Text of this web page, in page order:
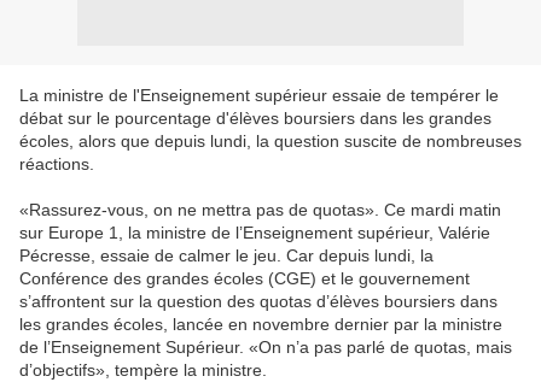
La ministre de l'Enseignement supérieur essaie de tempérer le
débat sur le pourcentage d'élèves boursiers dans les grandes
écoles, alors que depuis lundi, la question suscite de nombreuses
réactions.
«Rassurez-vous, on ne mettra pas de quotas». Ce mardi matin
sur Europe 1, la ministre de l’Enseignement supérieur, Valérie
Pécresse, essaie de calmer le jeu. Car depuis lundi, la
Conférence des grandes écoles (CGE) et le gouvernement
s’affrontent sur la question des quotas d’élèves boursiers dans
les grandes écoles, lancée en novembre dernier par la ministre
de l’Enseignement Supérieur. «On n’a pas parlé de quotas, mais
d’objectifs», tempère la ministre.